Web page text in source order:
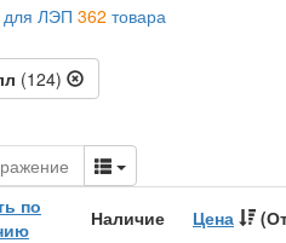
для ЛЭП 362 товара
(124)
Toggle Dropdown
по
Наличие Цена